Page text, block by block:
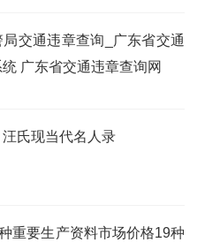
局交通违章查询_广东省交通
广东省交通违章查询网
氏现当代名人录
重要生产资料市场价格19种